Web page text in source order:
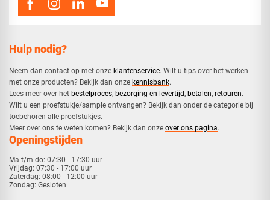
Hulp nodig?
Neem dan contact op met onze klantenservice. Wilt u tips over het werken
met onze producten? Bekijk dan onze kennisbank.
​Lees meer over het bestelproces, bezorging en levertijd, betalen, retouren.​
​Wilt u een proefstukje/sample ontvangen? Bekijk dan onder de categorie bij
toebehoren alle proefstukjes.
​​Meer over ons te weten komen? Bekijk dan onze over ons pagina.
Openingstijden
Ma t/m do: 07:30 - 17:30 uur
Vrijdag: 07:30 - 17:00 uur
Zaterdag: 08:00 - 12:00 uur
Zondag: Gesloten